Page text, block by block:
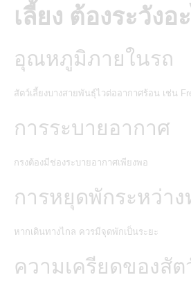
เลี้ยง ต้องระวังอ
อุณหภูมิภายในรถ
สัตว์เลี้ยงบางสายพันธุ์ไวต่ออากาศร้อน เช่น
การระบายอากาศ
กรงต้องมีช่องระบายอากาศเพียงพอ
การหยุดพักระหว่าง
หากเดินทางไกล ควรมีจุดพักเป็นระยะ
ความเครียดของสัต